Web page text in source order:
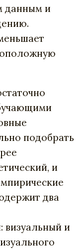
данным и
подобрать
и
два
визуальный и